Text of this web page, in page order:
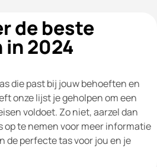
de beste
2024
die past bij jouw behoeften en
onze lijst je geholpen om een
voldoet. Zo niet, aarzel dan
te nemen voor meer informatie
de perfecte tas voor jou en je